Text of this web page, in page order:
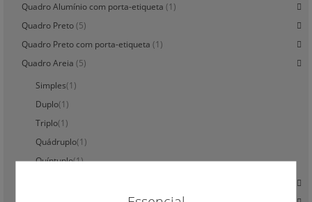
Quadro Alumínio com porta-etiqueta (1)
Quadro Preto(5)
Quadro Preto com porta-etiqueta (1)
Quadro Areia (5)
Simples(1)
Duplo(1)
Triplo(1)
Quádruplo(1)
Quíntuplo(1)